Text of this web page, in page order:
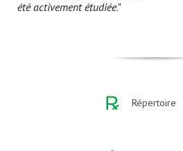
été activement étudiée."
Répertoire